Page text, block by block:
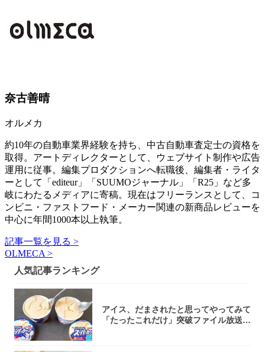
奈古善晴
オルメカ
約10年の自動車業界経験を持ち、中古自動車査定士の資格を
取得。アートディレクターとして、ウェブサイト制作や広告
運用に従事。編集プロダクションへ転職後、編集者・ライタ
ーとして「editeur」「SUUMOジャーナル」「R25」など多
岐にわたるメディアに寄稿。現在はフリーランスとして、コ
ンビニ・ファストフード・メーカー関連の新商品レビューを
中心に年間1000本以上執筆。
記事一覧を見る >
OLMECA >
人気記事ランキング
アイス、だまされたと思ってやってみて
「たったこれだけ」突破ファイル放送で